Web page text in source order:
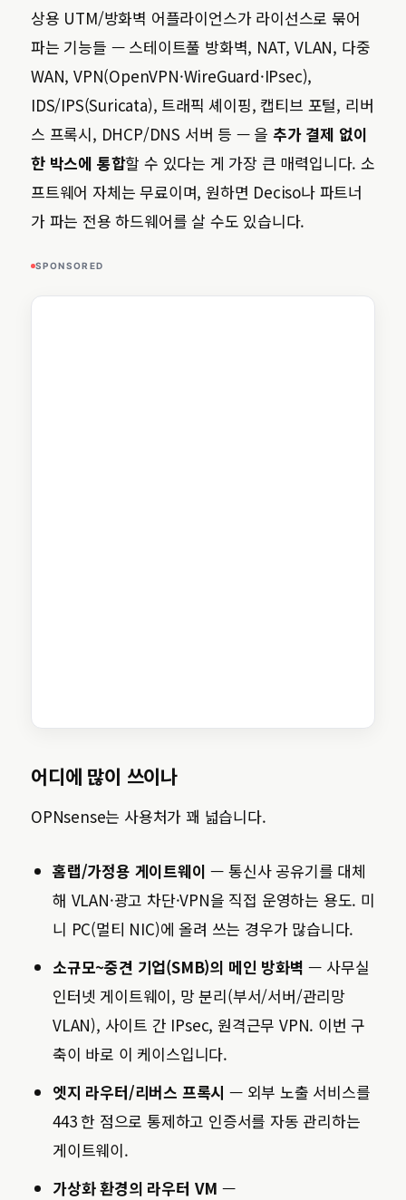
상용 UTM/방화벽 어플라이언스가 라이선스로 묶어
파는 기능들 — 스테이트풀 방화벽, NAT, VLAN, 다중
WAN, VPN(OpenVPN·WireGuard·IPsec),
IDS/IPS(Suricata), 트래픽 셰이핑, 캡티브 포털, 리버
스 프록시, DHCP/DNS 서버 등 — 을 추가 결제 없이
한 박스에 통합할 수 있다는 게 가장 큰 매력입니다. 소
프트웨어 자체는 무료이며, 원하면 Deciso나 파트너
가 파는 전용 하드웨어를 살 수도 있습니다.
SPONSORED
어디에 많이 쓰이나
OPNsense는 사용처가 꽤 넓습니다.
홈랩/가정용 게이트웨이 — 통신사 공유기를 대체
해 VLAN·광고 차단·VPN을 직접 운영하는 용도. 미
니 PC(멀티 NIC)에 올려 쓰는 경우가 많습니다.
소규모~중견 기업(SMB)의 메인 방화벽 — 사무실
인터넷 게이트웨이, 망 분리(부서/서버/관리망
VLAN), 사이트 간 IPsec, 원격근무 VPN. 이번 구
축이 바로 이 케이스입니다.
엣지 라우터/리버스 프록시 — 외부 노출 서비스를
443 한 점으로 통제하고 인증서를 자동 관리하는
게이트웨이.
가상화 환경의 라우터 VM —